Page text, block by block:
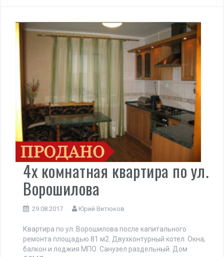
4х комнатная квартира по ул.
Ворошилова
29.08.2017 Юрий Витюков
Квартира по ул. Ворошилова после капитального
ремонта площадью 81 м2. Двухконтурный котел. Окна,
балкон и лоджия МПО. Санузел раздельный. Дом